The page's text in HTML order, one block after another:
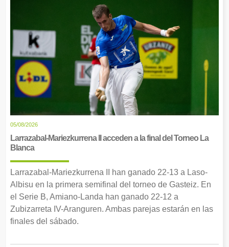
05/08/2026
Larrazabal-Mariezkurrena II acceden a la final del Torneo La
Blanca
Larrazabal-Mariezkurrena II han ganado 22-13 a Laso-
Albisu en la primera semifinal del torneo de Gasteiz. En
el Serie B, Amiano-Landa han ganado 22-12 a
Zubizarreta IV-Aranguren. Ambas parejas estarán en las
finales del sábado.